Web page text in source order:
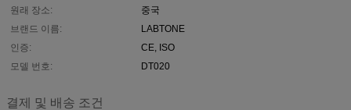
원래 장소:
중국
브랜드 이름:
LABTONE
인증:
CE, ISO
모델 번호:
DT020
결제 및 배송 조건